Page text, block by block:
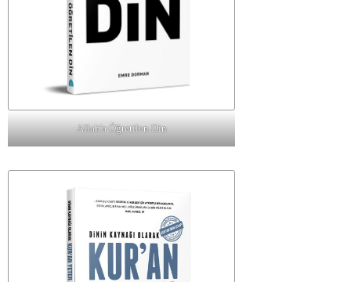
Allah'a Öğretilen Din